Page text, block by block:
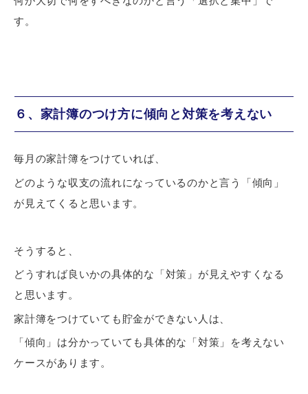
す。
６、家計簿のつけ方に傾向と対策を考えない
毎月の家計簿をつけていれば、
どのような収支の流れになっているのかと言う「傾向」
が見えてくると思います。
そうすると、
どうすれば良いかの具体的な「対策」が見えやすくなる
と思います。
家計簿をつけていても貯金ができない人は、
「傾向」は分かっていても具体的な「対策」を考えない
ケースがあります。